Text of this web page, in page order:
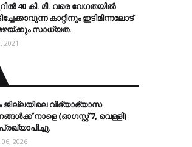
40 കി. മീ. വരെ വേഗതയിൽ
കാറ്റിനും ഇടിമിന്നലോട്
സാധ്യത.
2021
ജില്ലയിലെ വിദ്യാഭ്യാസ
നാളെ (ഓഗസ്റ്റ് 7, വെള്ളി)
2026